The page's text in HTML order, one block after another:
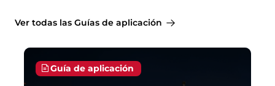
Ver todas las Guías de aplicación
Guía de aplicación